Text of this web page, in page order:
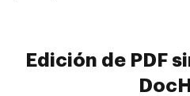
Edición de PDF